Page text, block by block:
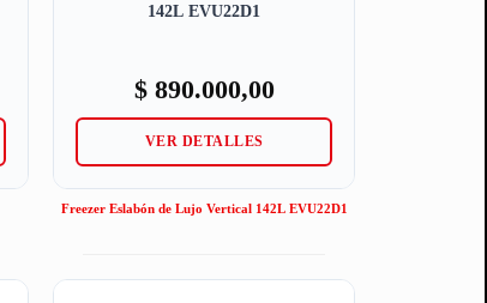
142L EVU22D1
$890.000,00
VER DETALLES
Freezer Eslabón de Lujo Vertical 142L EVU22D1